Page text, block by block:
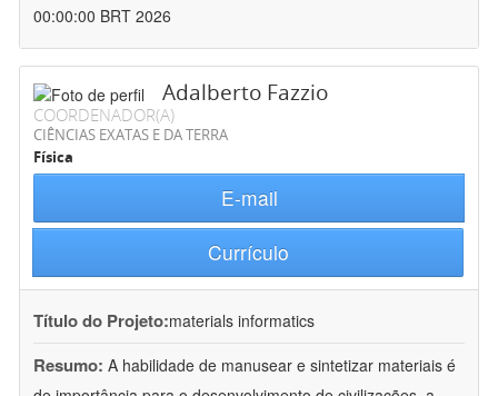
00:00:00 BRT 2026
Adalberto Fazzio
COORDENADOR(A)
CIÊNCIAS EXATAS E DA TERRA
Física
E-mail
Currículo
Título do Projeto:materials informatics
Resumo: A habilidade de manusear e sintetizar materiais é